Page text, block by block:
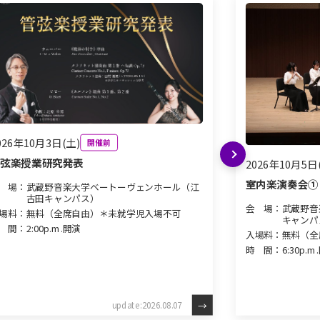
次へ
年10月3日(土) 開催前
楽授業研究発表
場： 武蔵野音楽大学ベートーヴェンホール（江
古田キャンパス）
料： 無料（全席自由）＊未就学児入場不可
間： 2:00p.m.開演
update:2026.08.07
2026年10月5
室内楽演奏会①
会 場： 武蔵野
キャン
入場料： 無料（
時 間：